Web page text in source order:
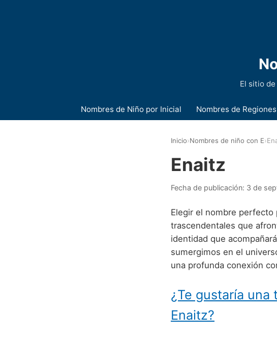
El sitio
Nombres de Niño por Inicial Nombres de
Inicio›Nombres de niño con E›
Enaitz
Fecha de publicación: 3 de
Elegir el nombre perfecto
trascendentales que
identidad que
sumergimos en el
una profunda conexión
¿Te gustaría
Enaitz?